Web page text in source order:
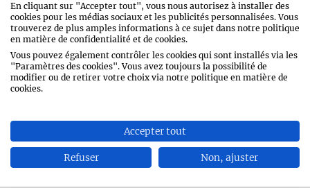
Faites cuire les bintjes dans de l’eau
légèrement salée. Égouttez-les et laissez
la vapeur s’évaporer. Écrasez les pommes
de terre et ajoutez le lait et le beurre.
Faites cuire les boulettes végétariennes
En cliquant sur "Accepter tout", vous nous autorisez à installer des
cookies pour les médias sociaux et les publicités personnalisées. Vous
trouverez de plus amples informations à ce sujet dans notre politique
en matière de confidentialité et de cookies.
Vous pouvez également contrôler les cookies qui sont installés via les
"Paramètres des cookies". Vous avez toujours la possibilité de
modifier ou de retirer votre choix via notre politique en matière de
cookies.
Accepter tout
Refuser Non, ajuster